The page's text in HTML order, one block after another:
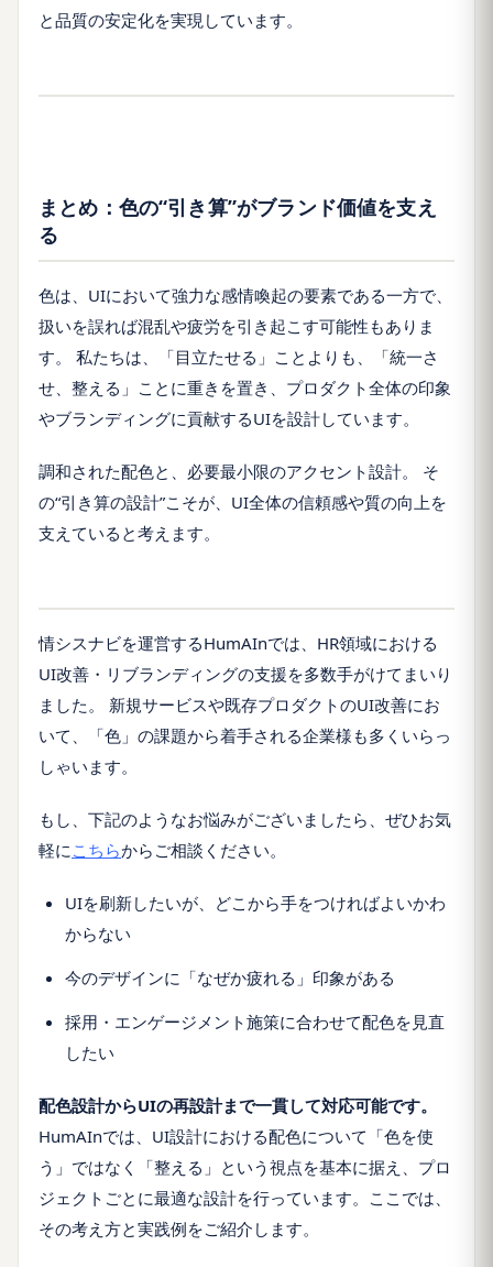
と品質の安定化を実現しています。
まとめ：色の“引き算”がブランド価値を支え
る
色は、UIにおいて強力な感情喚起の要素である一方で、
扱いを誤れば混乱や疲労を引き起こす可能性もありま
す。 私たちは、「目立たせる」ことよりも、「統一さ
せ、整える」ことに重きを置き、プロダクト全体の印象
やブランディングに貢献するUIを設計しています。
調和された配色と、必要最小限のアクセント設計。 そ
の“引き算の設計”こそが、UI全体の信頼感や質の向上を
支えていると考えます。
情シスナビを運営するHumAInでは、HR領域における
UI改善・リブランディングの支援を多数手がけてまいり
ました。 新規サービスや既存プロダクトのUI改善にお
いて、「色」の課題から着手される企業様も多くいらっ
しゃいます。
もし、下記のようなお悩みがございましたら、ぜひお気
軽にこちらからご相談ください。
UIを刷新したいが、どこから手をつければよいかわ
からない
今のデザインに「なぜか疲れる」印象がある
採用・エンゲージメント施策に合わせて配色を見直
したい
配色設計からUIの再設計まで一貫して対応可能です。
HumAInでは、UI設計における配色について「色を使
う」ではなく「整える」という視点を基本に据え、プロ
ジェクトごとに最適な設計を行っています。ここでは、
その考え方と実践例をご紹介します。